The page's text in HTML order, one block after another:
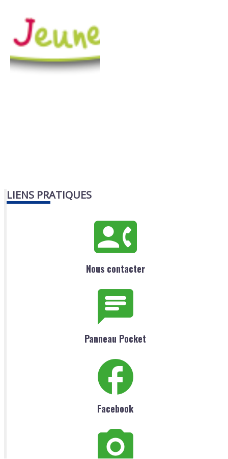
LIENS PRATIQUES
Nous contacter
Panneau Pocket
Facebook